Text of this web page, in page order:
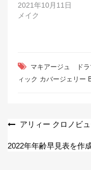
2021年10月11日
メイク
マキアージュ ドラ
ィック カバージェリー
投
稿
アリィー クロノビ
2022年年齢早見表を作